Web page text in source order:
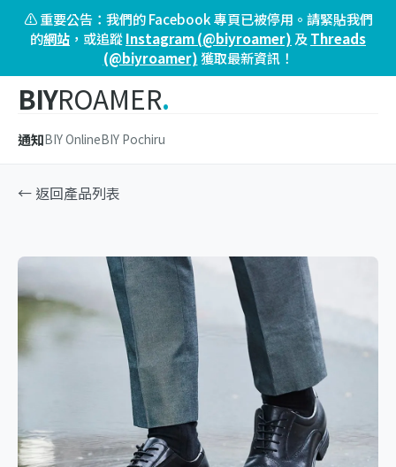
⚠️ 重要公告：我們的 Facebook 專頁已被停用。請緊貼我們
的網站 ，或追蹤Instagram (@biyroamer) 及 Threads
(@biyroamer)獲取最新資訊！
BIYROAMER.
通知BIY OnlineBIY Pochiru
← 返回產品列表